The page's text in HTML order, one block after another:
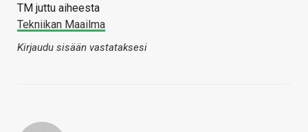
TM juttu aiheesta
Tekniikan Maailma
Kirjaudu sisään vastataksesi